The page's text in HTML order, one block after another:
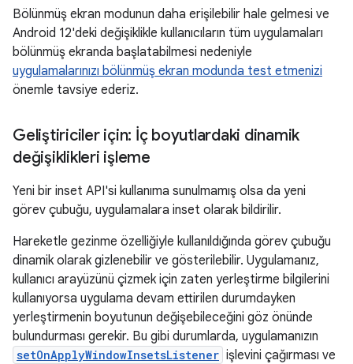
Bölünmüş ekran modunun daha erişilebilir hale gelmesi ve
Android 12'deki değişiklikle kullanıcıların tüm uygulamaları
bölünmüş ekranda başlatabilmesi nedeniyle
uygulamalarınızı bölünmüş ekran modunda test etmenizi
önemle tavsiye ederiz.
Geliştiriciler için: İç boyutlardaki dinamik
değişiklikleri işleme
Yeni bir inset API'si kullanıma sunulmamış olsa da yeni
görev çubuğu, uygulamalara inset olarak bildirilir.
Hareketle gezinme özelliğiyle kullanıldığında görev çubuğu
dinamik olarak gizlenebilir ve gösterilebilir. Uygulamanız,
kullanıcı arayüzünü çizmek için zaten yerleştirme bilgilerini
kullanıyorsa uygulama devam ettirilen durumdayken
yerleştirmenin boyutunun değişebileceğini göz önünde
bulundurması gerekir. Bu gibi durumlarda, uygulamanızın
setOnApplyWindowInsetsListener işlevini çağırması ve